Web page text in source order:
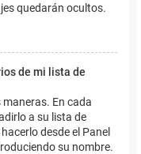
quedarán ocultos.
de mi lista de
En cada
a su lista de
desde el Panel
su nombre.